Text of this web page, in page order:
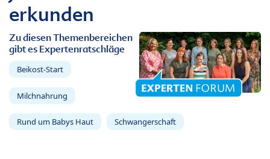
erkunden
Zu diesen Themenbereichen
gibt es Expertenratschläge
Beikost-Start
Milchnahrung
Rund um Babys Haut Schwangerschaft